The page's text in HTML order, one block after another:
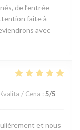
de l’entrée
faite à
avec
Kvalita / Cena : 5/5
et nous